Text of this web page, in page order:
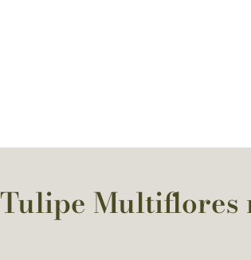
Tulipe Multiflores